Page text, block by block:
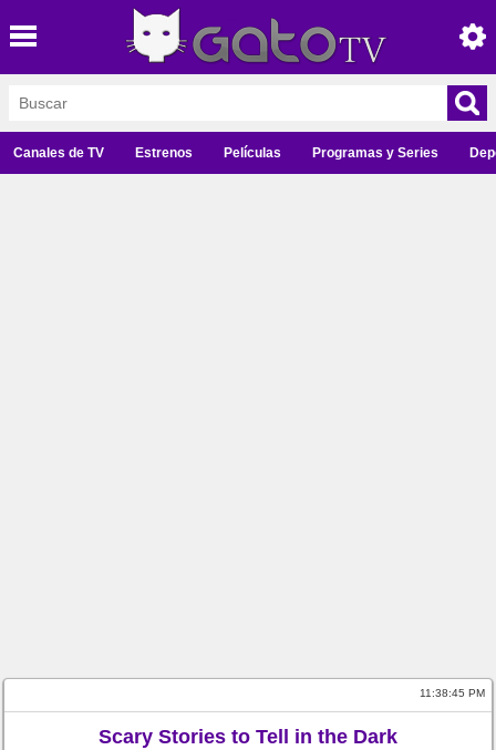
Canales de TV Estrenos Películas Programas y Series
11:38:45 PM
Scary Stories to Tell in the Dark